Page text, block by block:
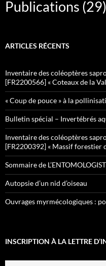
Publications (29)
ARTICLES RÉCENTS
Inventaire des coléoptères
[FR2200566] « Coteaux de la
« Coup de pouce » à la
Bulletin spécial – Invertébrés
Inventaire des coléoptères
[FR2200392] « Massif forestier
Sommaire de
Autopsie d’un nid d’oiseau
Ouvrages myrmécologiques :
INSCRIPTION À LA LETTRE